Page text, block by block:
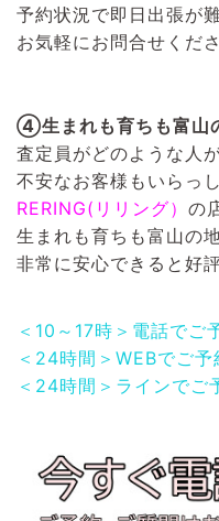
予約状況で即日出張が
お気軽にお問合せくださ
④生まれも育ちも富山
査定員がどのような人
不安なお客様もいらっ
RERING(リリング） の
生まれも育ちも富山の
非常に安心できると好評
＜10～17時＞電話でご
＜24時間＞WEBでご予
＜24時間＞ラインでご